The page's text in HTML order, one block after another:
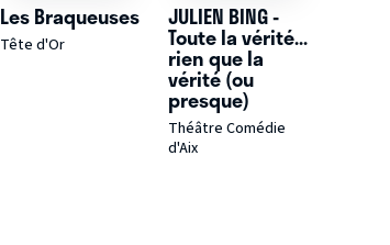
Les Braqueuses
Tête d'Or
JULIEN BING -
Toute la vérité...
rien que la
vérité (ou
presque)
Théâtre Comédie
d'Aix